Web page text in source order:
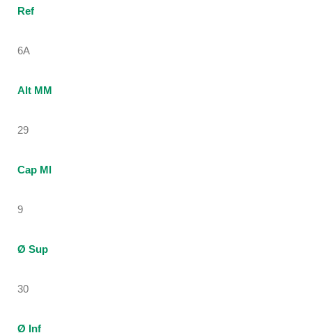
Ref
6A
Alt MM
29
Cap Ml
9
Ø Sup
30
Ø Inf